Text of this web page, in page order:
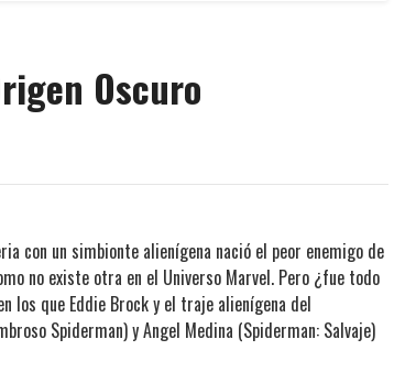
Oscuro
con un simbionte alienígena nació el peor enemigo de
no existe otra en el Universo Marvel. Pero ¿fue todo
los que Eddie Brock y el traje alienígena del
Spiderman) y Angel Medina (Spiderman: Salvaje)